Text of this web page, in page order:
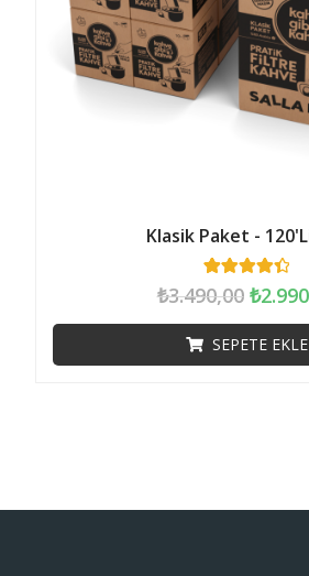
Klasik Paket -
315müşteri
puanına
4.45 puan
aldı
₺3.490,00 ₺
SEPETE EKLE